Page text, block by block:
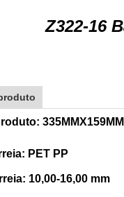
Z322-16
PET PP
10,00-16,00 mm